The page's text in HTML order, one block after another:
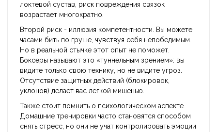
локтевой сустав, риск повреждения связок
возрастает многократно.
Второй риск - иллюзия компетентности. Вы можете
часами бить по груше, чувствуя себя непобедимым.
Но в реальной стычке этот опыт не поможет.
Боксеры называют это «туннельным зрением»: вы
видите только свою технику, но не видите угроз.
Отсутствие защитных действий (блокировок,
уклонов) делает вас легкой мишенью.
Также стоит помнить о психологическом аспекте.
Домашние тренировки часто становятся способом
снять стресс, но они не учат контролировать эмоции